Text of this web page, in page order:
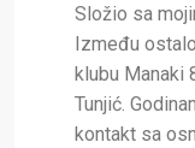
Složio sa
Između
klubu Manaki
Tunjić.
kontakt sa